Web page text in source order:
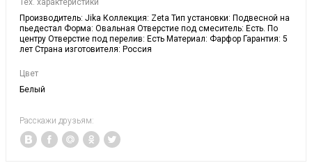
Тех. характеристики
Производитель: Jika Коллекция: Zeta Тип установки: Подвесной на
пьедестал Форма: Овальная Отверстие под смеситель: Есть. По
центру Отверстие под перелив: Есть Материал: Фарфор Гарантия: 5
лет Страна изготовителя: Россия
Цвет
Белый
Расскажи друзьям: